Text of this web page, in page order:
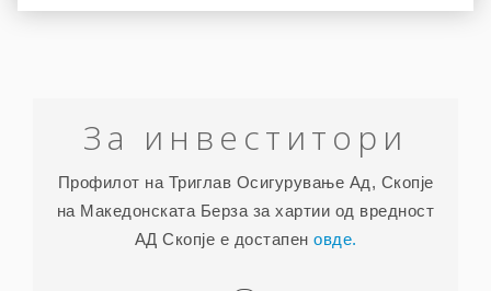
За инвеститори
Профилот на Триглав Осигурување Ад, Скопје
на Македонската Берза за хартии од вредност
АД Скопје е достапен овде.